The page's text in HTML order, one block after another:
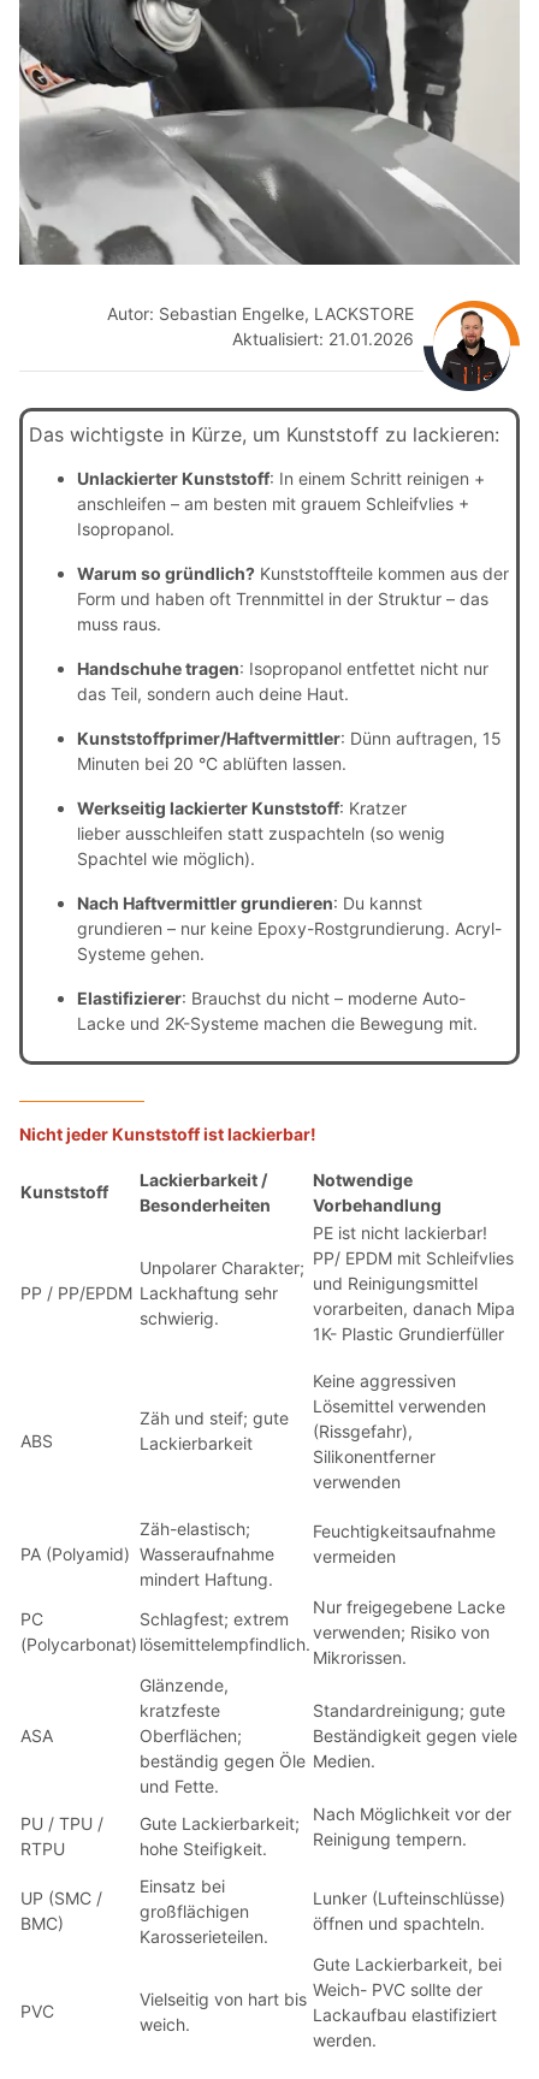
Autor: Sebastian Engelke, LACKSTORE
Aktualisiert: 21.01.2026
Das wichtigste in Kürze, um Kunststoff zu lackieren:
Unlackierter Kunststoff: In einem Schritt reinigen +
anschleifen – am besten mit grauem Schleifvlies +
Isopropanol.
Warum so gründlich? Kunststoffteile kommen aus der
Form und haben oft Trennmittel in der Struktur – das
muss raus.
Handschuhe tragen: Isopropanol entfettet nicht nur
das Teil, sondern auch deine Haut.
Kunststoffprimer/Haftvermittler: Dünn auftragen, 15
Minuten bei 20 °C ablüften lassen.
Werkseitig lackierter Kunststoff: Kratzer
lieber ausschleifen statt zuspachteln (so wenig
Spachtel wie möglich).
Nach Haftvermittler grundieren: Du kannst
grundieren – nur keine Epoxy-Rostgrundierung. Acryl-
Systeme gehen.
Elastifizierer: Brauchst du nicht – moderne Auto-
Lacke und 2K-Systeme machen die Bewegung mit.
Nicht jeder Kunststoff ist lackierbar!
Kunststoff
Lackierbarkeit /
Besonderheiten
Notwendige
Vorbehandlung
PP / PP/EPDM
Unpolarer Charakter;
Lackhaftung sehr
schwierig.
PE ist nicht lackierbar!
PP/ EPDM mit Schleifvlies
und Reinigungsmittel
vorarbeiten, danach Mipa
1K- Plastic Grundierfüller
ABS
Zäh und steif; gute
Lackierbarkeit
Keine aggressiven
Lösemittel verwenden
(Rissgefahr),
Silikonentferner
verwenden
PA (Polyamid)
Zäh-elastisch;
Wasseraufnahme
mindert Haftung.
Feuchtigkeitsaufnahme
vermeiden
PC
(Polycarbonat)
Schlagfest; extrem
lösemittelempfindlich.
Nur freigegebene Lacke
verwenden; Risiko von
Mikrorissen.
ASA
Glänzende,
kratzfeste
Oberflächen;
beständig gegen Öle
und Fette.
Standardreinigung; gute
Beständigkeit gegen viele
Medien.
PU / TPU /
RTPU
Gute Lackierbarkeit;
hohe Steifigkeit.
Nach Möglichkeit vor der
Reinigung tempern.
UP (SMC /
BMC)
Einsatz bei
großflächigen
Karosserieteilen.
Lunker (Lufteinschlüsse)
öffnen und spachteln.
PVC
Vielseitig von hart bis
weich.
Gute Lackierbarkeit, bei
Weich- PVC sollte der
Lackaufbau elastifiziert
werden.